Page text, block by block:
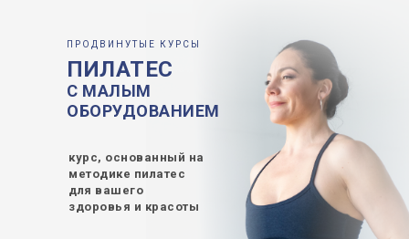
ПИЛАТЕС
курс, основанный на
методике пилатес
для вашего
здоровья и красоты
ПРОДВИНУТЫЕ КУРСЫ
С МАЛЫМ
ОБОРУДОВАНИЕМ